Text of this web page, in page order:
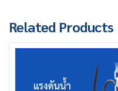
Related Products